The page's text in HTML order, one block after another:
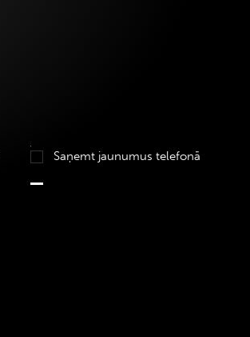
Saņemt jaunumus telefonā